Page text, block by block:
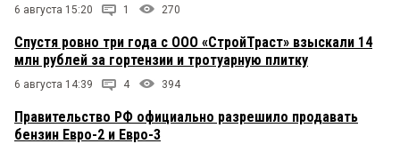
6 августа 15:20 1 270
Спустя ровно три года с ООО «СтройТраст» взыскали 14
млн рублей за гортензии и тротуарную плитку
6 августа 14:39 4 394
Правительство РФ официально разрешило продавать
бензин Евро-2 и Евро-3